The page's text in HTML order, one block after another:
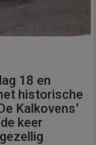
18 en
historische
Kalkovens’
keer